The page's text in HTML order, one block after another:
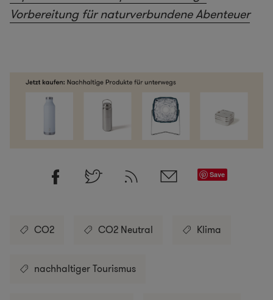
Vorbereitung für naturverbundene Abenteuer
Save
CO2 CO2 Neutral Klima
nachhaltiger Tourismus